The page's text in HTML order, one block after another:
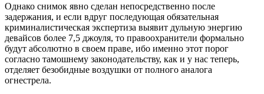
Однако снимок явно сделан непосредственно после
задержания, и если вдруг последующая обязательная
криминалистическая экспертиза выявит дульную энергию
девайсов более 7,5 джоуля, то правоохранители формально
будут абсолютно в своем праве, ибо именно этот порог
согласно тамошнему законодательству, как и у нас теперь,
отделяет безобидные воздушки от полного аналога
огнестрела.